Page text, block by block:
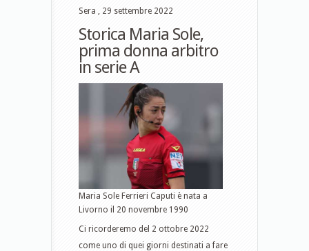
Sera , 29 settembre 2022
Storica Maria Sole,
prima donna arbitro
in serie A
Maria Sole Ferrieri Caputi è nata a
Livorno il 20 novembre 1990
Ci ricorderemo del 2 ottobre 2022
come uno di quei giorni destinati a fare